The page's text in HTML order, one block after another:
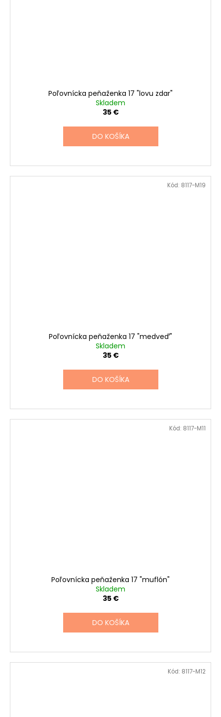
Poľovnícka peňaženka 17 "lovu zdar"
Skladem
35 €
DO KOŠÍKA
Poľovnícka peňaženka 17 "medveď"
Skladem
35 €
DO KOŠÍKA
Kód: 8117-M19
Poľovnícka peňaženka 17 "muflón"
Skladem
35 €
DO KOŠÍKA
Kód: 8117-M11
Kód: 8117-M12